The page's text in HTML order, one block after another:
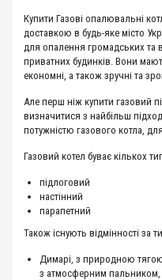
Купити Газові опалювальні
доставкою в будь-яке місто
для опалення громадських
приватних будинків. Вони
економні, а також зручні та
Але перш ніж купити газовий
визначитися з найбільш
потужністю газового котла,
Газовий котел буває кількох
підлоговий
настінний
парапетний
Також існують відмінності за
Димарі, з природною
з атмосферним пальником,